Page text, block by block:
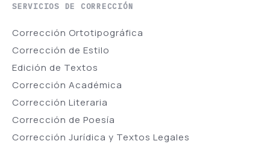
SERVICIOS DE CORRECCIÓN
Corrección Ortotipográfica
Corrección de Estilo
Edición de Textos
Corrección Académica
Corrección Literaria
Corrección de Poesía
Corrección Jurídica y Textos Legales